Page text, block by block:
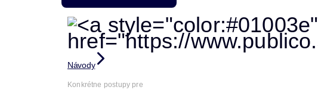
Návody
Konkrétne postupy pre